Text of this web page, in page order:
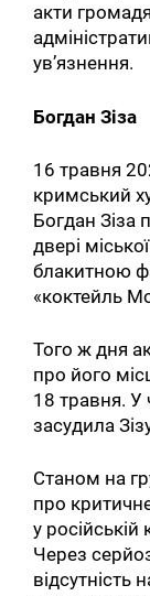
акти
ув’язнення.
Богдан Зіза
16 травня
кримський
Богдан Зіза
двері
блакитною
«коктейль
Того ж дня
про його
18 травня. У
засудила
Станом на
про
у
Через
відсутність